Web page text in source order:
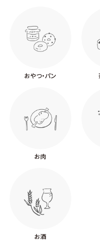
おやつ・パン
お肉
お酒